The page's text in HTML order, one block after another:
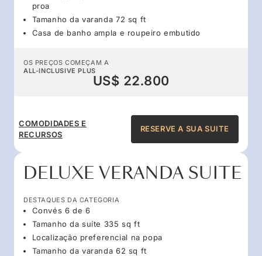
proa
Tamanho da varanda 72 sq ft
Casa de banho ampla e roupeiro embutido
OS PREÇOS COMEÇAM A
ALL-INCLUSIVE PLUS
US$ 22.800
COMODIDADES E
RECURSOS
RESERVE A SUA SUITE
DELUXE VERANDA SUITE
DESTAQUES DA CATEGORIA
Convés 6 de 6
Tamanho da suíte 335 sq ft
Localização preferencial na popa
Tamanho da varanda 62 sq ft